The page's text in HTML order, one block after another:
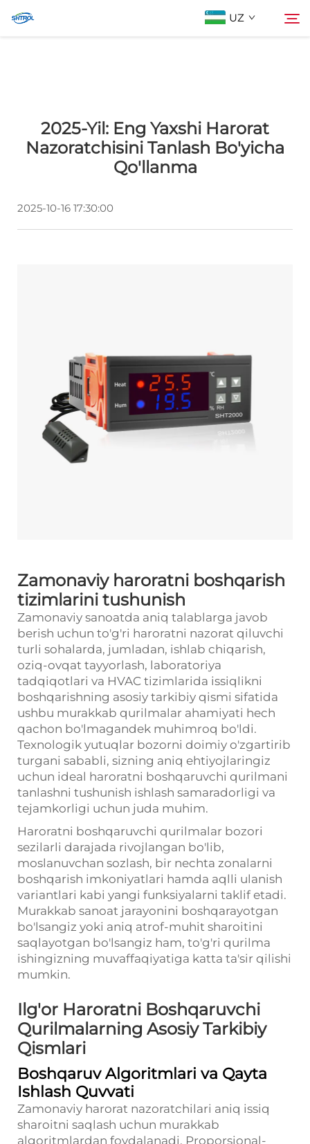
UZ
Mahsulotlar
Biz bilan bog'lanish
2025-Yil: Eng Yaxshi Harorat
Nazoratchisini Tanlash Bo'yicha
Qo'llanma
2025-10-16 17:30:00
Zamonaviy haroratni boshqarish
tizimlarini tushunish
Zamonaviy sanoatda aniq talablarga javob
berish uchun to'g'ri haroratni nazorat qiluvchi
turli sohalarda, jumladan, ishlab chiqarish,
oziq-ovqat tayyorlash, laboratoriya
tadqiqotlari va HVAC tizimlarida issiqlikni
boshqarishning asosiy tarkibiy qismi sifatida
ushbu murakkab qurilmalar ahamiyati hech
qachon bo'lmagandek muhimroq bo'ldi.
Texnologik yutuqlar bozorni doimiy o'zgartirib
turgani sababli, sizning aniq ehtiyojlaringiz
uchun ideal haroratni boshqaruvchi qurilmani
tanlashni tushunish ishlash samaradorligi va
tejamkorligi uchun juda muhim.
Haroratni boshqaruvchi qurilmalar bozori
sezilarli darajada rivojlangan bo'lib,
moslanuvchan sozlash, bir nechta zonalarni
boshqarish imkoniyatlari hamda aqlli ulanish
variantlari kabi yangi funksiyalarni taklif etadi.
Murakkab sanoat jarayonini boshqarayotgan
bo'lsangiz yoki aniq atrof-muhit sharoitini
saqlayotgan bo'lsangiz ham, to'g'ri qurilma
ishingizning muvaffaqiyatiga katta ta'sir qilishi
mumkin.
Ilg'or Haroratni Boshqaruvchi
Qurilmalarning Asosiy Tarkibiy
Qismlari
Boshqaruv Algoritmlari va Qayta
Ishlash Quvvati
Zamonaviy harorat nazoratchilari aniq issiq
sharoitni saqlash uchun murakkab
algoritmlardan foydalanadi. Proporsional-